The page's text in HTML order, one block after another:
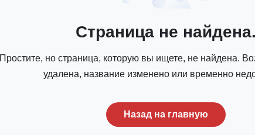
Страница не найдена.
Простите, но страница, которую вы ищете, не найдена.
удалена, название изменено или временно
Назад на главную